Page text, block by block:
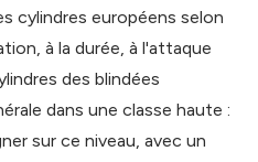
cylindres européens selon
à la durée, à l'attaque
des blindées
dans une classe haute :
sur ce niveau, avec un